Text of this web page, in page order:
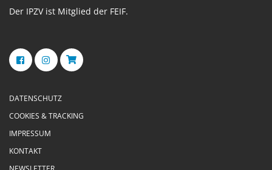
Der IPZV ist Mitglied der FEIF.
DATENSCHUTZ
COOKIES & TRACKING
IMPRESSUM
KONTAKT